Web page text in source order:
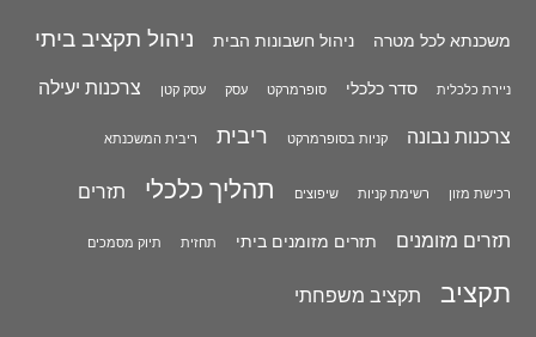
משכנתא לכל מטרה ניהול חשבונות הבית ניהול תקציב ביתי
ניירת כלכלית סדר כלכלי סופרמרקט עסק עסק קטן צרכנות יעילה
צרכנות נבונה קניות בסופרמרקט ריבית ריבית המשכנתא
רכישת מזון רשימת קניות שיפוצים תהליך כלכלי תזרים
תזרים מזומנים תזרים מזומנים ביתי תחזית תיוק מסמכים
תקציב תקציב משפחתי